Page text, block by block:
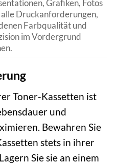
Grafiken, Fotos
alle Druckanforderungen,
Farbqualität und
im Vordergrund
Toner-Kassetten ist
und
Bewahren Sie
stets in ihrer
Sie sie an einem